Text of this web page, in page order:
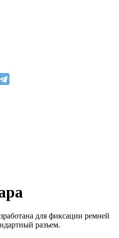
для фиксации ремней
разъем.